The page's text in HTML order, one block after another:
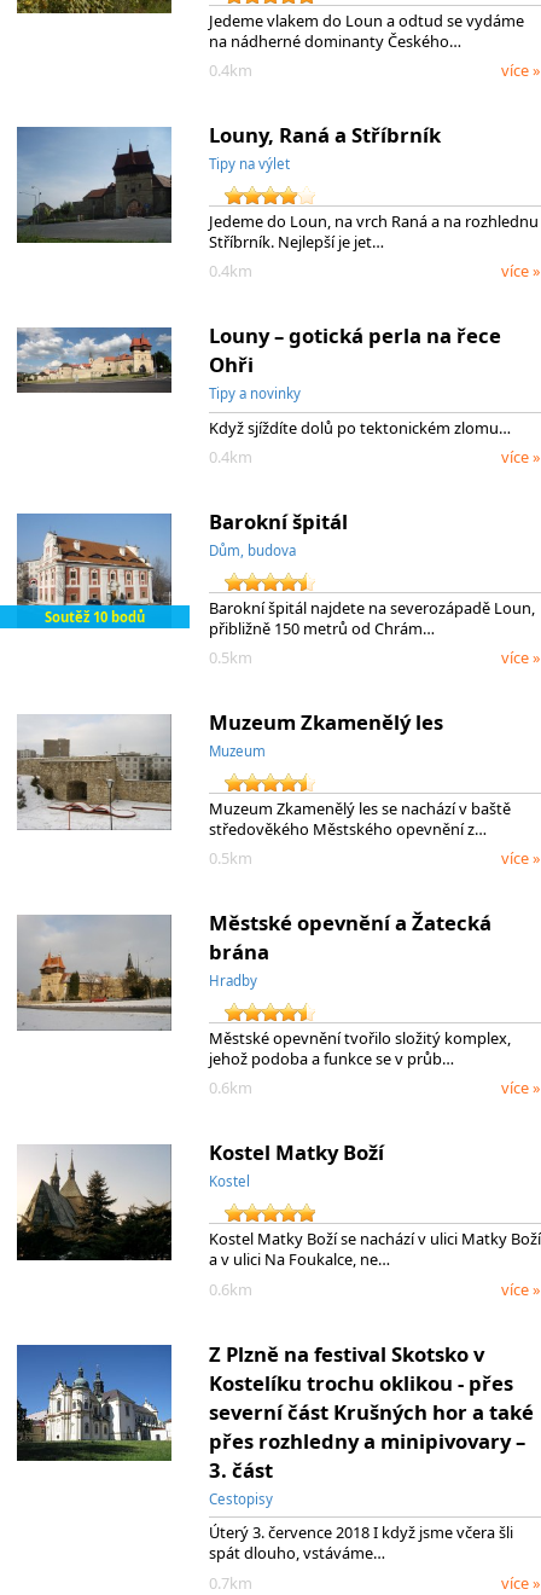
Jedeme vlakem do Loun a odtud se vydáme
na nádherné dominanty Českého…
0.4km
více »
Louny, Raná a Stříbrník
Tipy na výlet
Jedeme do Loun, na vrch Raná a na rozhlednu
Stříbrník. Nejlepší je jet…
0.4km
více »
Louny – gotická perla na řece
Ohři
Tipy a novinky
Když sjíždíte dolů po tektonickém zlomu…
0.4km
více »
Soutěž 10 bodů
Barokní špitál
Dům, budova
Barokní špitál najdete na severozápadě Loun,
přibližně 150 metrů od Chrám…
0.5km
více »
Muzeum Zkamenělý les
Muzeum
Muzeum Zkamenělý les se nachází v baště
středověkého Městského opevnění z…
0.5km
více »
Městské opevnění a Žatecká
brána
Hradby
Městské opevnění tvořilo složitý komplex,
jehož podoba a funkce se v průb…
0.6km
více »
Kostel Matky Boží
Kostel
Kostel Matky Boží se nachází v ulici Matky Boží
a v ulici Na Foukalce, ne…
0.6km
více »
Z Plzně na festival Skotsko v
Kostelíku trochu oklikou - přes
severní část Krušných hor a také
přes rozhledny a minipivovary –
3. část
Cestopisy
Úterý 3. července 2018 I když jsme včera šli
spát dlouho, vstáváme…
0.7km
více »